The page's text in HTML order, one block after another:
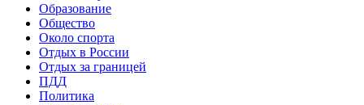
Образование
Общество
Около спорта
Отдых в России
Отдых за границей
ПДД
Политика